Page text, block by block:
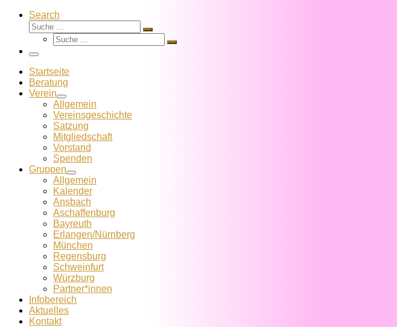
Search
Suche
Suche
Suche
Suche
Menü
Startseite
Beratung
Verein
Allgemein
Vereins­geschichte
Satzung
Mitglied­schaft
Vorstand
Spenden
Gruppen
Allgemein
Kalender
Ansbach
Aschaffenburg
Bayreuth
Erlangen/Nürnberg
München
Regensburg
Schweinfurt
Würzburg
Partner*innen
Infobereich
Aktuelles
Kontakt